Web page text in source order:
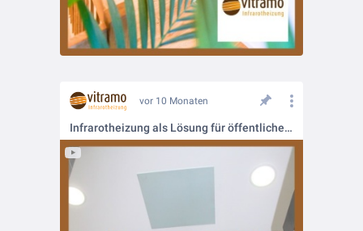
vor 10 Monaten
Infrarotheizung als Lösung für öffentliche Toilettenanlagen